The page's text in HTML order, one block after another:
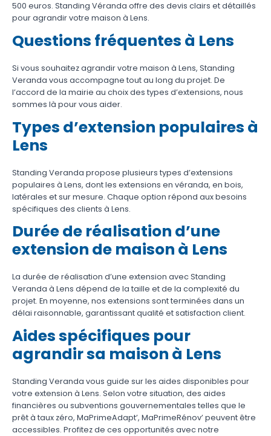
500 euros. Standing Véranda offre des devis clairs et détaillés
pour agrandir votre maison à Lens.
Questions fréquentes à Lens
Si vous souhaitez agrandir votre maison à Lens, Standing
Veranda vous accompagne tout au long du projet. De
l’accord de la mairie au choix des types d’extensions, nous
sommes là pour vous aider.
Types d’extension populaires à
Lens
Standing Veranda propose plusieurs types d’extensions
populaires à Lens, dont les extensions en véranda, en bois,
latérales et sur mesure. Chaque option répond aux besoins
spécifiques des clients à Lens.
Durée de réalisation d’une
extension de maison à Lens
La durée de réalisation d’une extension avec Standing
Veranda à Lens dépend de la taille et de la complexité du
projet. En moyenne, nos extensions sont terminées dans un
délai raisonnable, garantissant qualité et satisfaction client.
Aides spécifiques pour
agrandir sa maison à Lens
Standing Veranda vous guide sur les aides disponibles pour
votre extension à Lens. Selon votre situation, des aides
financières ou subventions gouvernementales telles que le
prêt à taux zéro, MaPrimeAdapt’, MaPrimeRénov’ peuvent être
accessibles. Profitez de ces opportunités avec notre